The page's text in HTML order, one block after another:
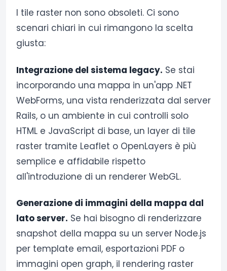
I tile raster non sono obsoleti. Ci sono
scenari chiari in cui rimangono la scelta
giusta:
Integrazione del sistema legacy. Se stai
incorporando una mappa in un'app .NET
WebForms, una vista renderizzata dal server
Rails, o un ambiente in cui controlli solo
HTML e JavaScript di base, un layer di tile
raster tramite Leaflet o OpenLayers è più
semplice e affidabile rispetto
all'introduzione di un renderer WebGL.
Generazione di immagini della mappa dal
lato server. Se hai bisogno di renderizzare
snapshot della mappa su un server Node.js
per template email, esportazioni PDF o
immagini open graph, il rendering raster